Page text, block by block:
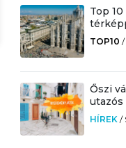
Top
TOP10 /
Őszi
utazós
HÍREK /